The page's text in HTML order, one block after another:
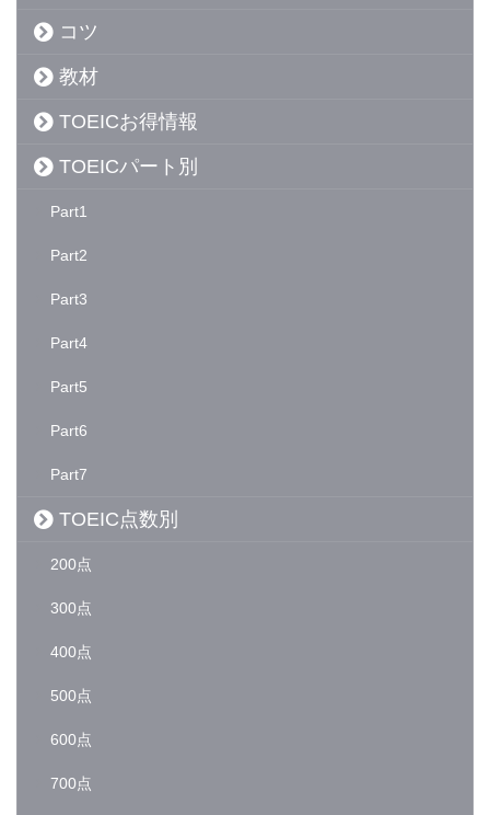
コツ
教材
TOEICお得情報
TOEICパート別
Part1
Part2
Part3
Part4
Part5
Part6
Part7
TOEIC点数別
200点
300点
400点
500点
600点
700点